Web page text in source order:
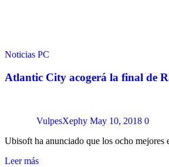
Noticias PC
Atlantic City acogerá la final de
VulpesXephy May 10, 2018 0
Ubisoft ha anunciado que los ocho
Leer más